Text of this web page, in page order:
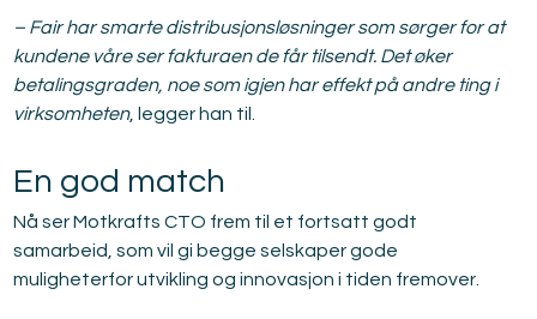
– Fair har smarte distribusjonsløsninger som sørger for at
kundene våre ser fakturaen de får tilsendt. Det øker
betalingsgraden, noe som igjen har effekt på andre ting i
virksomheten, legger han til.
En god match
Nå ser Motkrafts CTO frem til et fortsatt godt
samarbeid, som vil gi begge selskaper gode
muligheterfor utvikling og innovasjon i tiden fremover.